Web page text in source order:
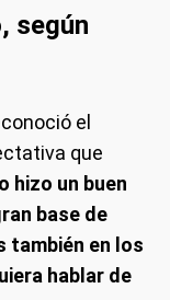
según
el
que
hizo un buen
base de
también en los
hablar de